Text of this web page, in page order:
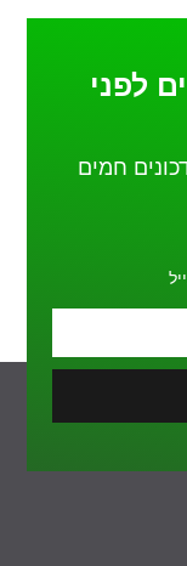
לפני
חמים